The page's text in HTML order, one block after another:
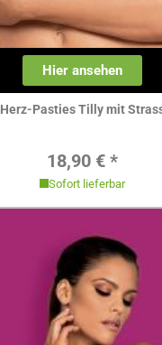
Hier ansehen
Herz-Pasties Tilly mit
Regulärer
18,90 € *
Sofort lieferbar